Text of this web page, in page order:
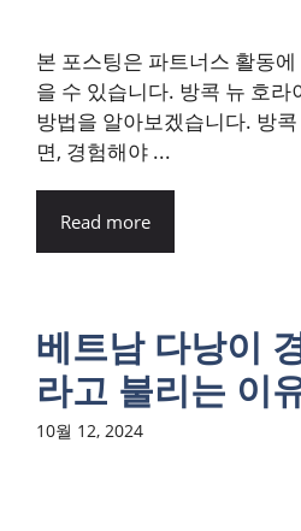
본 포스팅은 파트너스 활동
을 수 있습니다. 방콕 뉴 호
방법을 알아보겠습니다. 방
면, 경험해야 ...
Read more
베트남 다낭이
라고 불리는 이
10월 12, 2024